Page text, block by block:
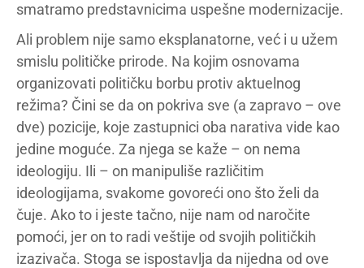
smatramo predstavnicima uspešne modernizacije.
Ali problem nije samo eksplanatorne, već i u užem
smislu političke prirode. Na kojim osnovama
organizovati političku borbu protiv aktuelnog
režima? Čini se da on pokriva sve (a zapravo – ove
dve) pozicije, koje zastupnici oba narativa vide kao
jedine moguće. Za njega se kaže – on nema
ideologiju. Ili – on manipuliše različitim
ideologijama, svakome govoreći ono što želi da
čuje. Ako to i jeste tačno, nije nam od naročite
pomoći, jer on to radi veštije od svojih političkih
izazivača. Stoga se ispostavlja da nijedna od ove